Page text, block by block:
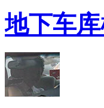
地下车